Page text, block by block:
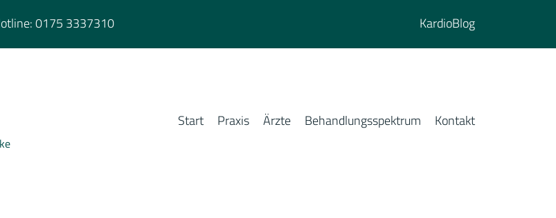
0175 3337310 KardioBlog
Start Praxis Ärzte Behandlungsspektrum Kontakt